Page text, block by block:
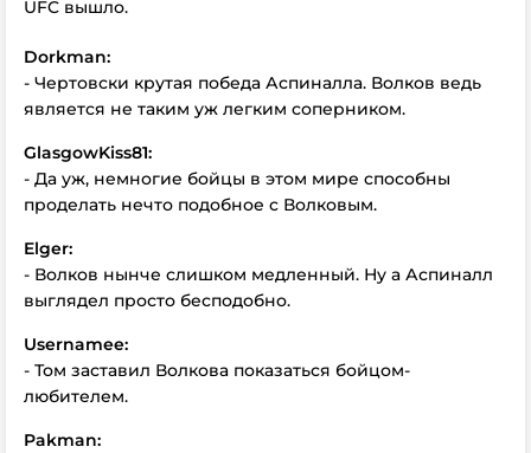
UFC вышло.
Dorkman:
- Чертовски крутая победа Аспиналла. Волков ведь
является не таким уж легким соперником.
GlasgowKiss81:
- Да уж, немногие бойцы в этом мире способны
проделать нечто подобное с Волковым.
Elger:
- Волков нынче слишком медленный. Ну а Аспиналл
выглядел просто бесподобно.
Usernamee:
- Том заставил Волкова показаться бойцом-
любителем.
Pakman: